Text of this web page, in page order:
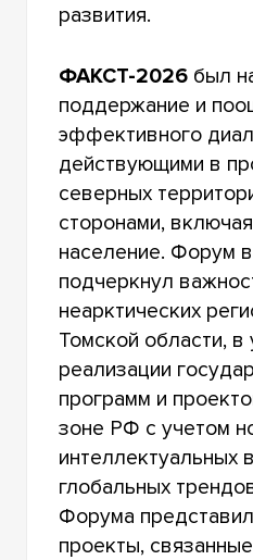
развития.
ФАКСТ-2026 был
поддержание и
эффективного
действующими в
северных
сторонами,
население. Форум
подчеркнул
неарктических
Томской области,
реализации
программ и
зоне РФ с учетом
интеллектуальных
глобальных
Форума
проекты,